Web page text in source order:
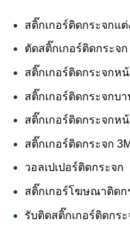
สติ๊กเกอร์ติดกระจกแ
ตัดสติ๊กเกอร์ติดกระจก
สติ๊กเกอร์ติดกระจกห
สติ๊กเกอร์ติดกระจกบา
สติ๊กเกอร์ติดกระจกห
สติ๊กเกอร์ติดกระจก 3M
วอลเปเปอร์ติดกระจก
สติ๊กเกอร์โฆษณาติดก
รับติดสติ๊กเกอร์ติดกระ